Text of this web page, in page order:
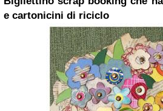
e cartonicini di riciclo